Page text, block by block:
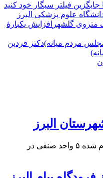
فیلتر سیگار خود کنید
علوم پزشکی البرز
افزایش یکبارۀ
دكتر فردين
محمد نصیری گفت: در ۴۵ بازدید انجام شده ۵ واحد صنفی در